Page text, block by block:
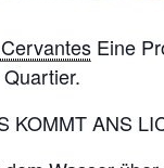
Eine
KOMMT ANS